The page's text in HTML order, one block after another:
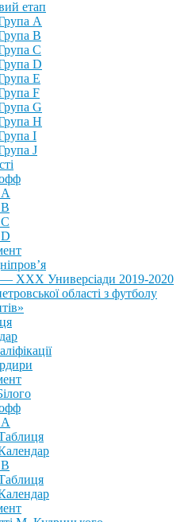
етап
A
B
C
D
E
F
G
H
I
J
А
В
С
— ХХХ Универсіади 2019-2020
області з футболу
А
В